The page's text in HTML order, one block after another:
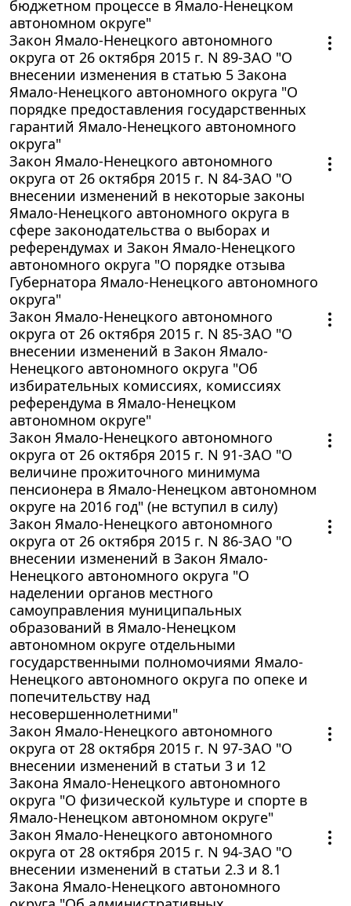
бюджетном процессе в Ямало-Ненецком
автономном округе"
Закон Ямало-Ненецкого автономного
округа от 26 октября 2015 г. N 89-ЗАО "О
внесении изменения в статью 5 Закона
Ямало-Ненецкого автономного округа "О
порядке предоставления государственных
гарантий Ямало-Ненецкого автономного
округа"
Закон Ямало-Ненецкого автономного
округа от 26 октября 2015 г. N 84-ЗАО "О
внесении изменений в некоторые законы
Ямало-Ненецкого автономного округа в
сфере законодательства о выборах и
референдумах и Закон Ямало-Ненецкого
автономного округа "О порядке отзыва
Губернатора Ямало-Ненецкого автономного
округа"
Закон Ямало-Ненецкого автономного
округа от 26 октября 2015 г. N 85-ЗАО "О
внесении изменений в Закон Ямало-
Ненецкого автономного округа "Об
избирательных комиссиях, комиссиях
референдума в Ямало-Ненецком
автономном округе"
Закон Ямало-Ненецкого автономного
округа от 26 октября 2015 г. N 91-ЗАО "О
величине прожиточного минимума
пенсионера в Ямало-Ненецком автономном
округе на 2016 год" (не вступил в силу)
Закон Ямало-Ненецкого автономного
округа от 26 октября 2015 г. N 86-ЗАО "О
внесении изменений в Закон Ямало-
Ненецкого автономного округа "О
наделении органов местного
самоуправления муниципальных
образований в Ямало-Ненецком
автономном округе отдельными
государственными полномочиями Ямало-
Ненецкого автономного округа по опеке и
попечительству над
несовершеннолетними"
Закон Ямало-Ненецкого автономного
округа от 28 октября 2015 г. N 97-ЗАО "О
внесении изменений в статьи 3 и 12
Закона Ямало-Ненецкого автономного
округа "О физической культуре и спорте в
Ямало-Ненецком автономном округе"
Закон Ямало-Ненецкого автономного
округа от 28 октября 2015 г. N 94-ЗАО "О
внесении изменений в статьи 2.3 и 8.1
Закона Ямало-Ненецкого автономного